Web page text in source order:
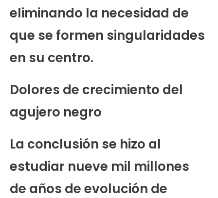
eliminando la necesidad de
que se formen singularidades
en su centro.
Dolores de crecimiento del
agujero negro
La conclusión se hizo al
estudiar nueve mil millones
de años de evolución de